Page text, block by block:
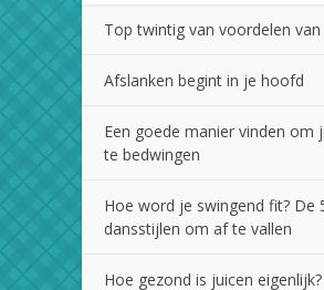
Top twintig van voordelen
Afslanken begint in je hoofd
Een goede manier vinden om
te bedwingen
Hoe word je swingend fit? De
dansstijlen om af te vallen
Hoe gezond is juicen